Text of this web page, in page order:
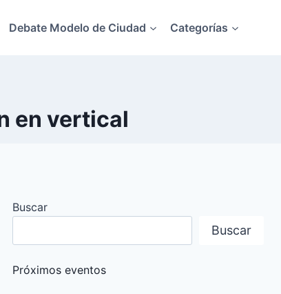
Debate Modelo de Ciudad Categorías
en vertical
Buscar
Buscar
Próximos eventos